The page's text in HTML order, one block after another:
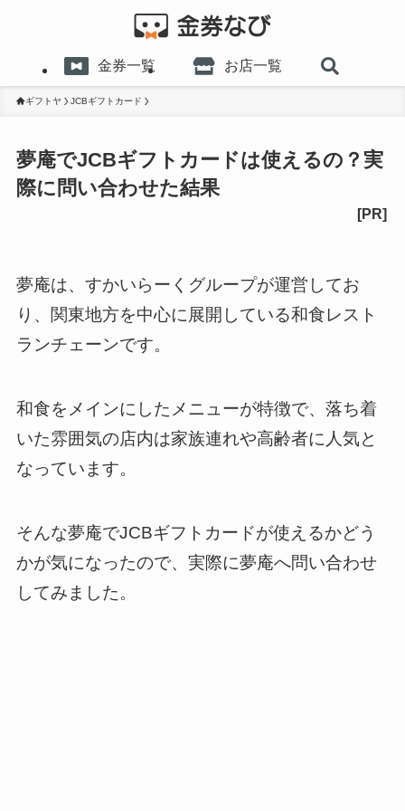
金券一覧 お店一覧
ギフトヤ JCBギフトカード
夢庵でJCBギフトカードは使えるの？実
際に問い合わせた結果
夢庵は、すかいらーくグループが運営してお
り、関東地方を中心に展開している和食レスト
ランチェーンです。
和食をメインにしたメニューが特徴で、落ち着
いた雰囲気の店内は家族連れや高齢者に人気と
なっています。
そんな夢庵でJCBギフトカードが使えるかどう
かが気になったので、実際に夢庵へ問い合わせ
してみました。